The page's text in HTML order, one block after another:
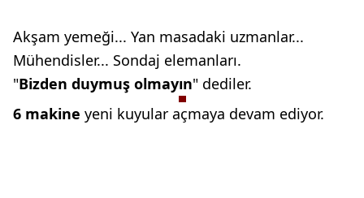
Akşam yemeği... Yan masadaki uzmanlar...
Mühendisler... Sondaj elemanları.
"Bizden duymuş olmayın" dediler.
6 makine yeni kuyular açmaya devam ediyor.